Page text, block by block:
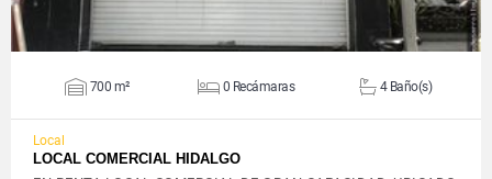
700 m² 0 Recámaras 4 Baño(s)
Local
LOCAL COMERCIAL HIDALGO